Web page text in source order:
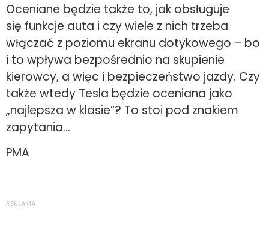
Oceniane będzie także to, jak obsługuje
się funkcje auta i czy wiele z nich trzeba
włączać z poziomu ekranu dotykowego – bo
i to wpływa bezpośrednio na skupienie
kierowcy, a więc i bezpieczeństwo jazdy. Czy
także wtedy Tesla będzie oceniana jako
„najlepsza w klasie”? To stoi pod znakiem
zapytania…
PMA
REKLAMA